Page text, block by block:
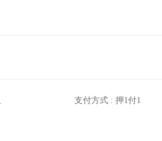
支付方式 : 押1付1